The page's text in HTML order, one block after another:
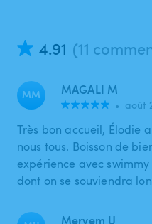
4.91 (11
MM MAGALI M
• août
Très bon accueil, Élodie
nous tous. Boisson de
expérience avec
dont on se souviendra
Meryem U